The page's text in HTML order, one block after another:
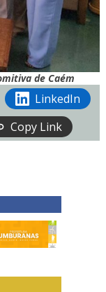
de Caém
LinkedIn
Copy Link